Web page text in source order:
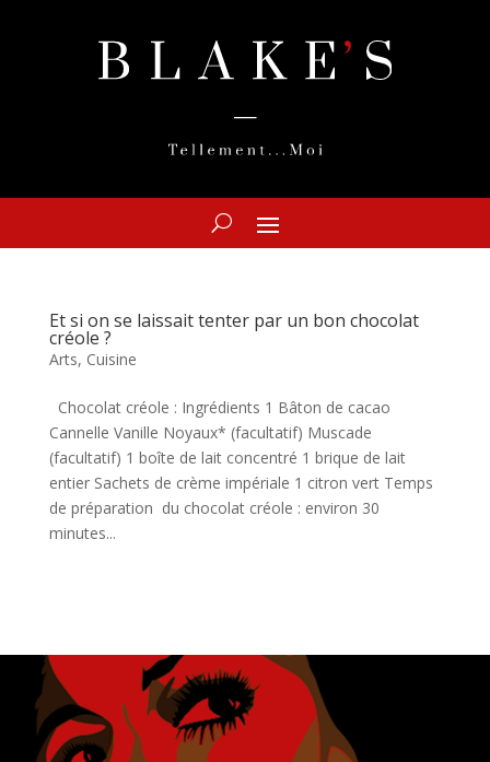
Et si on se laissait tenter par un bon chocolat
créole ?
Arts, Cuisine
Chocolat créole : Ingrédients 1 Bâton de cacao
Cannelle Vanille Noyaux* (facultatif) Muscade
(facultatif) 1 boîte de lait concentré 1 brique de lait
entier Sachets de crème impériale 1 citron vert Temps
de préparation du chocolat créole : environ 30
minutes...